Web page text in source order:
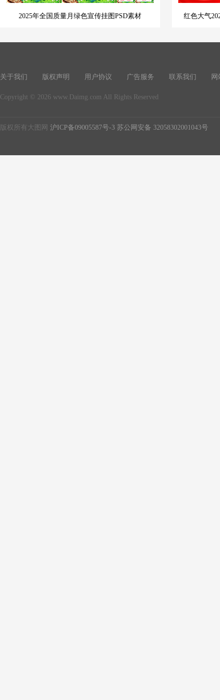
2025年全国质量月绿色宣传挂图PSD素材 红色大气
关于我们 版权声明 用户协议 广告服务 联系我们 网
Copyright © 2026 www.Daimg.com All Rights Reserved
版权所有大图网 沪ICP备09005587号-3 苏公网安备 32058302001043号